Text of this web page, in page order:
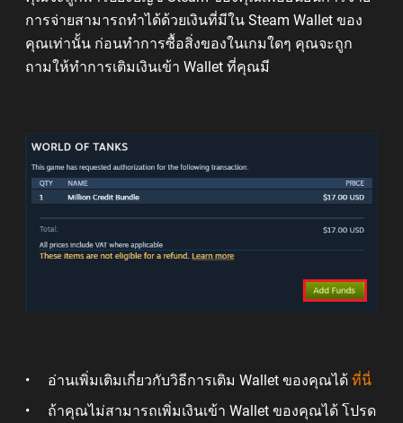
การจ่ายสามารถทำได้ด้วยเงินที่มีใน Steam Wallet ของ
คุณเท่านั้น ก่อนทำการซื้อสิ่งของในเกมใดๆ คุณจะถูก
ถามให้ทำการเติมเงินเข้า Wallet ที่คุณมี
อ่านเพิ่มเติมเกี่ยวกับวิธีการเติม Wallet ของคุณได้ ที่นี่
ถ้าคุณไม่สามารถเพิ่มเงินเข้า Wallet ของคุณได้ โปรด